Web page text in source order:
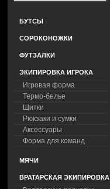
БУТСЫ
СОРОКОНОЖКИ
ФУТЗАЛКИ
ЭКИПИРОВКА ИГРОКА
Игровая форма
Термо-белье
Щитки
Рюкзаки и сумки
Аксессуары
Форма для команд
МЯЧИ
ВРАТАРСКАЯ ЭКИПИРОВКА